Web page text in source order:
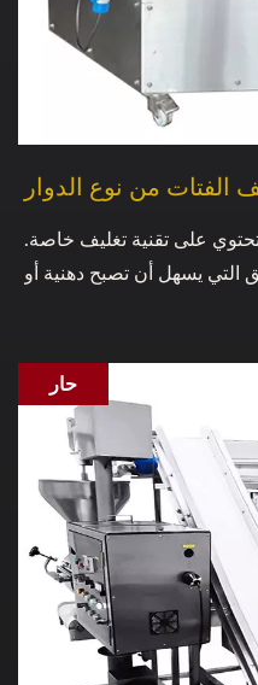
الفتات من نوع الدوار
تحتوي على تقنية تغليف خاصة.
حار